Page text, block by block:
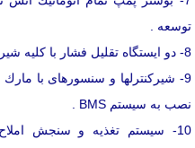
توسعه .
8- دو ایستگاه تقلیل فشار با كلیه شیر كنترلهای سپیراكس ساركو انگلیس .
9- شیركنترلها و سنسورهای با
نصب به سیستم BMS .
10- سیستم تغذیه و سنجش